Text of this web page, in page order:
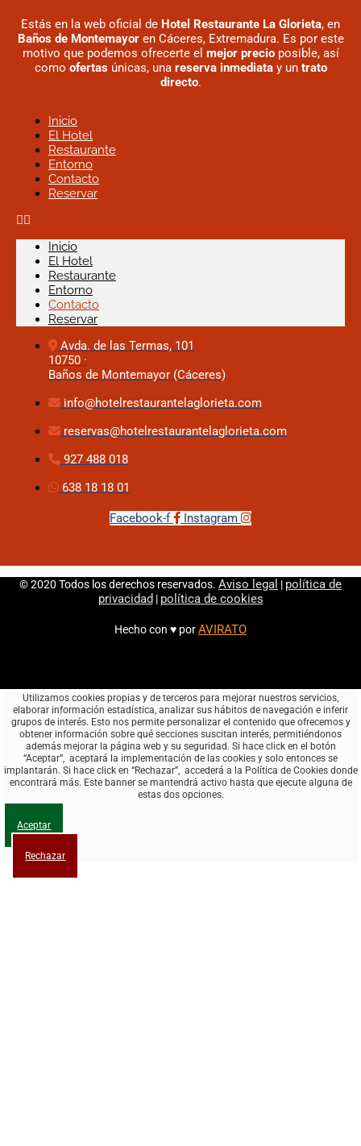
Estás en la web oficial de Hotel Restaurante La Glorieta, en
Baños de Montemayoren Cáceres, Extremadura. Es por este
motivo que podemos ofrecerte el mejor precioposible, así
como ofertasúnicas, una reserva inmediatay un trato
directo.
Inicio
El Hotel
Restaurante
Entorno
Contacto
Reservar
Inicio
El Hotel
Restaurante
Entorno
Contacto
Reservar
Avda. de las Termas, 101
10750 ·
Baños de Montemayor (Cáceres)
info@hotelrestaurantelaglorieta.com
reservas@hotelrestaurantelaglorieta.com
927 488 018
638 18 18 01
Facebook-f Instagram
© 2020 Todos los derechos reservados. Aviso legal | política de
privacidad | política de cookies
Hecho con ♥ porAVIRATO
Utilizamos cookies propias y de terceros para mejorar nuestros servicios,
elaborar información estadística, analizar sus hábitos de navegación e inferir
grupos de interés. Esto nos permite personalizar el contenido que ofrecemos y
obtener información sobre qué secciones suscitan interés, permitiéndonos
además mejorar la página web y su seguridad. Si hace click en el botón
“Aceptar”, aceptará la implementación de las cookies y solo entonces se
implantarán. Si hace click en “Rechazar”, accederá a la Política de Cookies donde
encontrará más. Este banner se mantendrá activo hasta que ejecute alguna de
estas dos opciones.
Aceptar
Rechazar